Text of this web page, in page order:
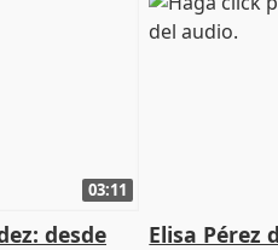
03:11
desde
Elisa Pérez